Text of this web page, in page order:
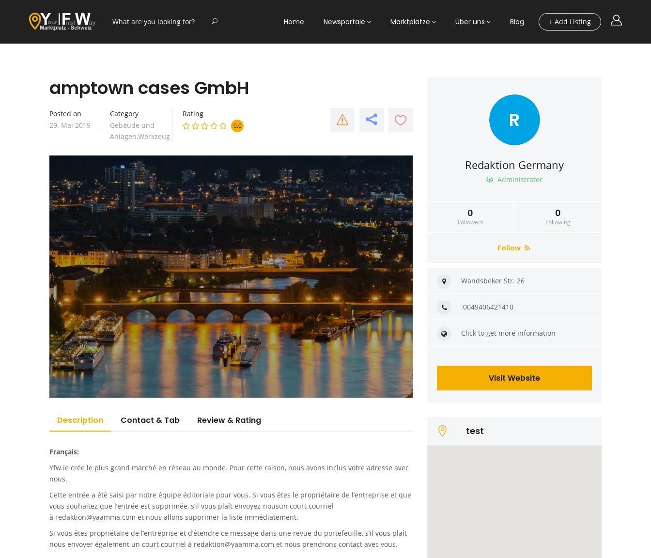
+ Add Listing
Home Newsportale Marktplätze Über uns Blog
amptown cases GmbH
Posted on
29. Mai 2019
Category
Gebäude und
Anlagen,Werkzeug
Rating
0.0
Description Contact & Tab Review & Rating
Français:
Yfw.ie crée le plus grand marché en réseau au monde. Pour cette raison, nous avons inclus votre adresse avec
nous.
Cette entrée a été saisi par notre équipe éditoriale pour vous. Si vous êtes le propriétaire de l’entreprise et que
vous souhaitez que l’entrée est supprimée, s’il vous plaît envoyez-nousun court courriel
à redaktion@yaamma.com et nous allons supprimer la liste immédiatement.
Si vous êtes propriétaire de l’entreprise et d’étendre ce message dans une revue du portefeuille, s’il vous plaît
nous envoyer également un court courriel à redaktion@yaamma.com et nous prendrons contact avec vous.
R
Redaktion Germany
Administrator
0
Followers
0
Following
Follow
Wandsbeker Str. 26
:0049406421410
Click to get more information
Visit Website
test